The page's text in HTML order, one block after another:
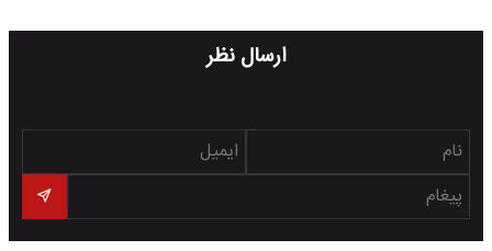
ارسال نظر